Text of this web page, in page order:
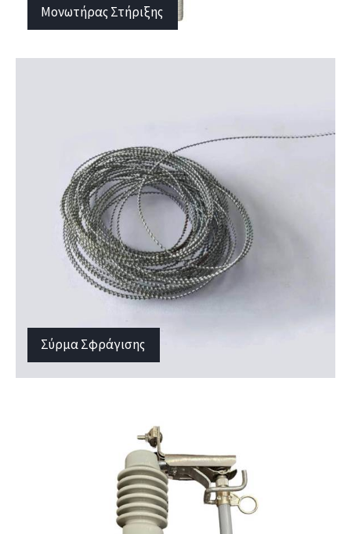
Μονωτήρας Στήριξης
Σύρμα Σφράγισης